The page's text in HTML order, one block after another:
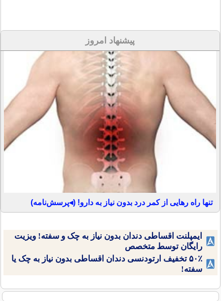
پیشنهاد امروز
تنها راه رهایی از کمر درد بدون نیاز به دارو! (◂پرسش‌نامه)
ایمپلنت اقساطی دندان بدون نیاز به چک و سفته! ویزیت
رایگان توسط متخصص
۵۰٪ تخفیف ارتودنسی دندان اقساطی بدون نیاز به چک یا
سفته!